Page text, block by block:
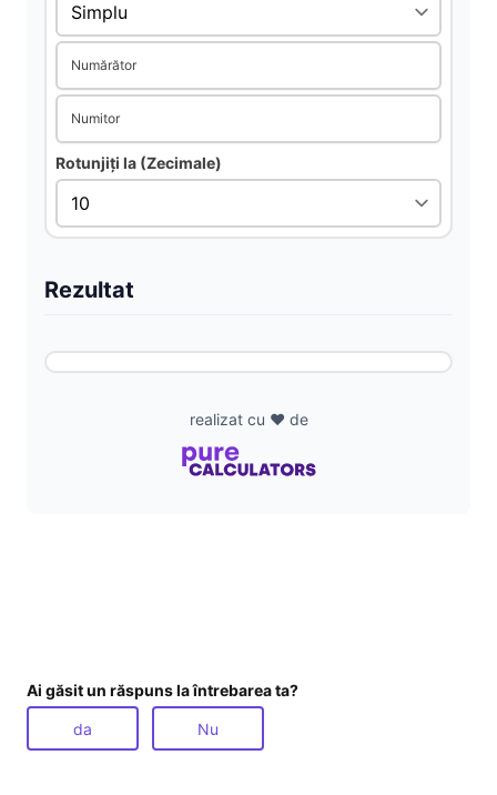
e
Numărător
Numitor
Rotunjiți la (Zecimale)
Rezultat
realizat cu ❤️ de
Ai găsit un răspuns la întrebarea ta?
da Nu